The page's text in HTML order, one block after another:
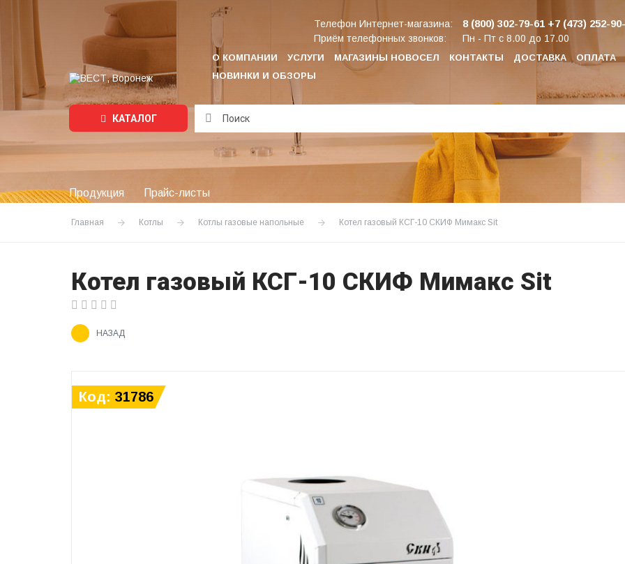
О КОМПАНИИ УСЛУГИ МАГАЗИНЫ НОВОСЕЛ КОНТАКТЫ ДОСТАВКА ОПЛАТА
НОВИНКИ И ОБЗОРЫ
Телефон Интернет-магазина: 8 (800) 302-79-61 +7 (473) 252-
Приём телефонных звонков: Пн - Пт с 8.00 до 17.00
КАТАЛОГ
Подождите...
Продукция Прайс-листы
Главная Котлы Котлы газовые напольные Котел газовый КСГ-10 СКИФ Мимакс Sit
Котел газовый КСГ-10 СКИФ Мимакс Sit
НАЗАД
Код: 31786